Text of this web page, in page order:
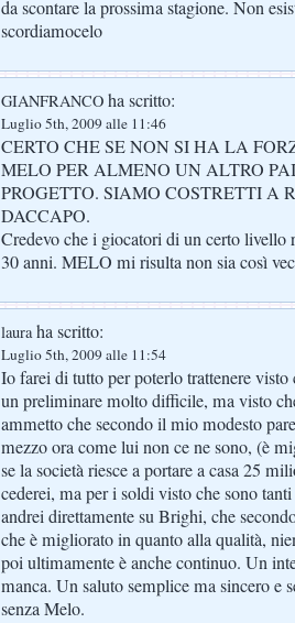
da scontare la prossima stagione. Non
scordiamocelo
GIANFRANCO ha scritto:
Luglio 5th, 2009 alle 11:46
CERTO CHE SE NON SI HA LA
MELO PER ALMENO UN ALTRO
PROGETTO. SIAMO COSTRETTI A
DACCAPO.
Credevo che i giocatori di un certo livello
30 anni. MELO mi risulta non sia così
lauraha scritto:
Luglio 5th, 2009 alle 11:54
Io farei di tutto per poterlo trattenere visto
un preliminare molto difficile, ma visto
ammetto che secondo il mio modesto
mezzo ora come lui non ce ne sono, (è
se la società riesce a portare a casa 25
cederei, ma per i soldi visto che sono
andrei direttamente su Brighi, che
che è migliorato in quanto alla qualità,
poi ultimamente è anche continuo. Un
manca. Un saluto semplice ma sincero
senza Melo.